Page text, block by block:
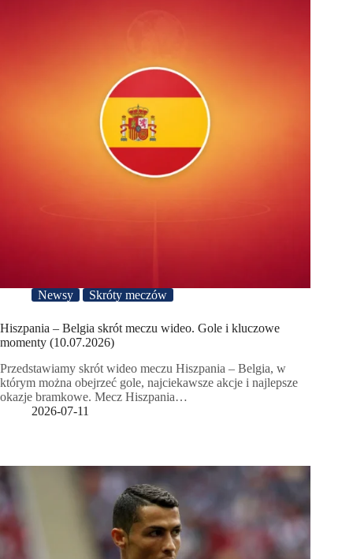
Newsy Skróty meczów
Hiszpania – Belgia skrót meczu wideo. Gole i kluczowe
momenty (10.07.2026)
Przedstawiamy skrót wideo meczu Hiszpania – Belgia, w
którym można obejrzeć gole, najciekawsze akcje i najlepsze
okazje bramkowe. Mecz Hiszpania…
2026-07-11